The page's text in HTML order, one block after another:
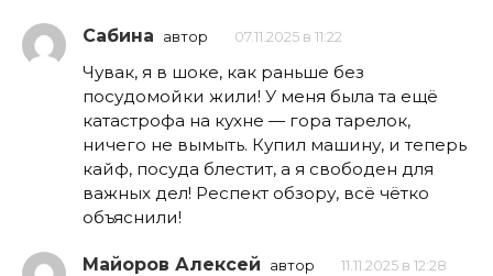
Сабина автор 07.11.2025 в 11:22
Чувак, я в шоке, как раньше без
посудомойки жили! У меня была та ещё
катастрофа на кухне — гора тарелок,
ничего не вымыть. Купил машину, и теперь
кайф, посуда блестит, а я свободен для
важных дел! Респект обзору, всё чётко
объяснили!
Майоров Алексей автор 11.11.2025 в 12:28